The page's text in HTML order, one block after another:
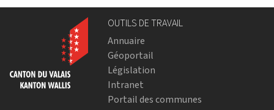
OUTILS DE TRAVAIL
Annuaire
Géoportail
Législation
Intranet
Portail des communes